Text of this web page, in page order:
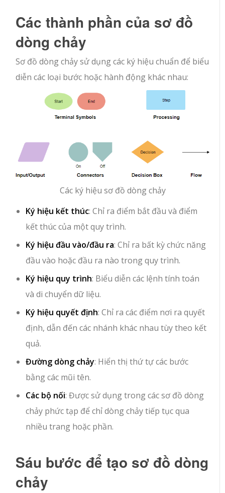
Các thành phần của sơ đồ
dòng chảy
Sơ đồ dòng chảy sử dụng các ký hiệu chuẩn để biểu
diễn các loại bước hoặc hành động khác nhau:
Các ký hiệu sơ đồ dòng chảy
Ký hiệu kết thúc: Chỉ ra điểm bắt đầu và điểm
kết thúc của một quy trình.
Ký hiệu đầu vào/đầu ra: Chỉ ra bất kỳ chức năng
đầu vào hoặc đầu ra nào trong quy trình.
Ký hiệu quy trình: Biểu diễn các lệnh tính toán
và di chuyển dữ liệu.
Ký hiệu quyết định: Chỉ ra các điểm nơi ra quyết
định, dẫn đến các nhánh khác nhau tùy theo kết
quả.
Đường dòng chảy: Hiển thị thứ tự các bước
bằng các mũi tên.
Các bộ nối: Được sử dụng trong các sơ đồ dòng
chảy phức tạp để chỉ dòng chảy tiếp tục qua
nhiều trang hoặc phần.
Sáu bước để tạo sơ đồ dòng
chảy